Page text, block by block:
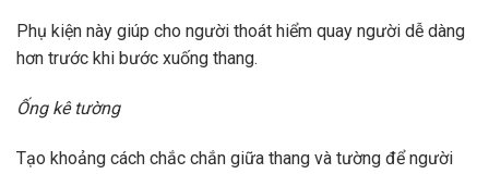
Phụ kiện này giúp cho người thoát hiểm quay người dễ dàng
hơn trước khi bước xuống thang.
Ống kê tường
Tạo khoảng cách chắc chắn giữa thang và tường để người